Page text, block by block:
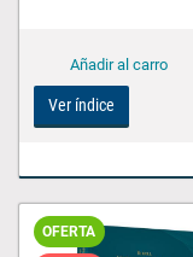
Ver índice
OFERTA